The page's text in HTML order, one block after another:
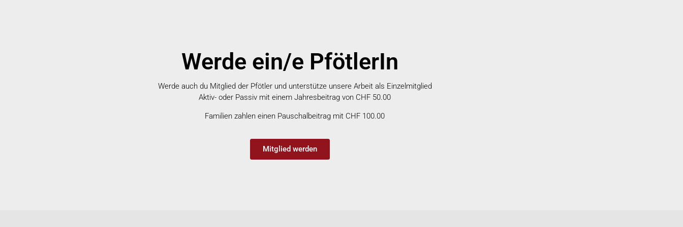
Werde ein/e PfötlerIn
Werde auch du Mitglied der Pfötler und unterstütze unsere Arbeit als Einzelmitglied
Aktiv- oder Passiv mit einem Jahresbeitrag von CHF 50.00
Familien zahlen einen Pauschalbeitrag mit CHF 100.00
Mitglied werden